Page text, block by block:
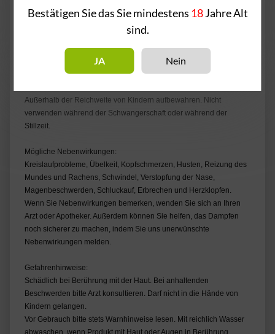
Inhaltsstoffe: Propylenglykol, Pflanzenglycerin, Aromastoffe &
Bei Unwohlsein nach dem Gebrauch bitte einen Arzt kontaktieren
Außerhalb der Reichweite von Kindern aufbewahren. Nicht
verwenden während der Schwangerschaft oder während der
Stillzeit.
Mögliche Nebenwirkungen:
Kreislaufprobleme, Übelkeit, Kopfschmerzen, Husten, Reizung des
Mundes und Rachens, Schwindel, Verstopfung der Nase,
Magenbeschwerden, Schluckauf, Erbrechen und Herzklopfen.
Wenn Sie Nebenwirkungen bemerken, wenden Sie sich an Ihren
Arzt oder Apotheker. Außerdem können Sie helfen, das Dampfen
noch sicherer zu machen, indem Sie uns unerwünschte
Nebenwirkungen melden.
Gefahrenhinweise:
Schädlich bei Berührung mit der Haut. Bei anhaltenden
Beschwerden bitte Arzt konsultieren. Darf nicht in die Hände von
Kindern gelangen.
Vor Gebrauch bitte stets Warnhinweise lesen. Mit reichlich Wasser
abwaschen, wenn Produkt mit Haut oder Augen in Berührung
Bestätigen Sie das Sie mindestens 18Jahre Alt
sind.
JA Nein